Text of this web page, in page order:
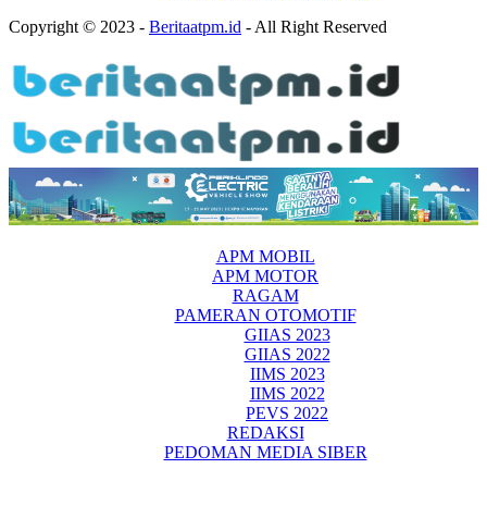
Copyright © 2023 - Beritaatpm.id - All Right Reserved
APM MOBIL
APM MOTOR
RAGAM
PAMERAN OTOMOTIF
GIIAS 2023
GIIAS 2022
IIMS 2023
IIMS 2022
PEVS 2022
REDAKSI
PEDOMAN MEDIA SIBER